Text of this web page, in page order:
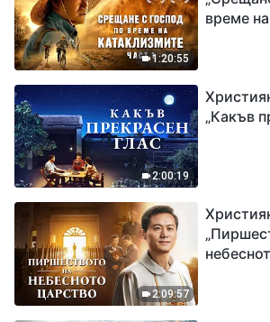
1:20:55
време
2:00:19
„Какъв
2:09:57